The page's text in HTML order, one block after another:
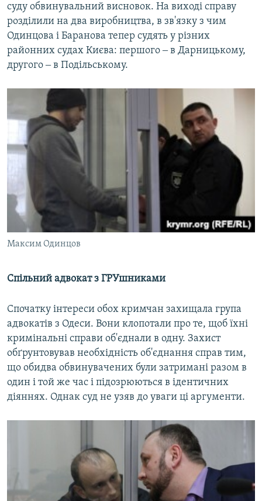
суду обвинувальний висновок. На виході справу
розділили на два виробництва, в зв'язку з чим
Одинцова і Баранова тепер судять у різних
районних судах Києва: першого ‒ в Дарницькому,
другого ‒ в Подільському.
Максим Одинцов
Спільний адвокат з ГРУшниками
Спочатку інтереси обох кримчан захищала група
адвокатів з Одеси. Вони клопотали про те, щоб їхні
кримінальні справи об'єднали в одну. Захист
обґрунтовував необхідність об'єднання справ тим,
що обидва обвинувачених були затримані разом в
один і той же час і підозрюються в ідентичних
діяннях. Однак суд не узяв до уваги ці аргументи.